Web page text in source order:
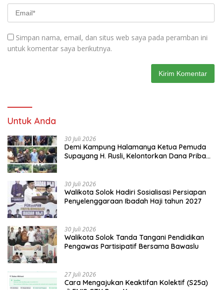
Simpan nama, email, dan situs web saya pada peramban ini
untuk komentar saya berikutnya.
Untuk Anda
30 Juli 2026
Demi Kampung Halamanya Ketua Pemuda
Supayang H. Rusli, Kelontorkan Dana Pribadi
30 Juli 2026
Walikota Solok Hadiri Sosialisasi Persiapan
Penyelenggaraan Ibadah Haji tahun 2027
30 Juli 2026
Walikota Solok Tanda Tangani Pendidikan
Pengawas Partisipatif Bersama Bawaslu
27 Juli 2026
Cara Mengajukan Keaktifan Kolektif (S25a)